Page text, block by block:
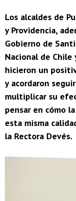
Los alcaldes de
y Providencia,
Gobierno de
Nacional de
hicieron un
y acordaron
multiplicar su
pensar en cómo
esta misma
la Rectora Devés.